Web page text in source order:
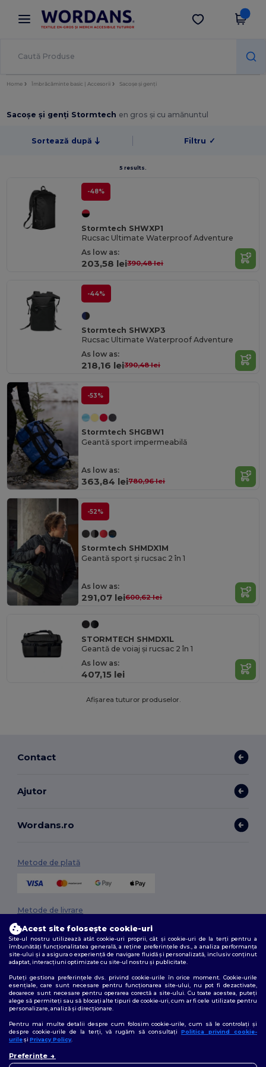
× Aplicația Wordans
Prețuri mai bune în aplicație!
Descarcă app
Home Îmbrăcăminte basic | Accesorii Sacoșe și genți
Sacoșe și genți Stormtech en gros și cu amănuntul
Sortează după Filtru ✓
5 results.
-48%
Stormtech SHWXP1
Rucsac Ultimate Waterproof Adventure
As low as:
203,58 lei390,48 lei
-44%
Stormtech SHWXP3
Rucsac Ultimate Waterproof Adventure
As low as:
218,16 lei390,48 lei
-53%
Stormtech SHGBW1
Geantă sport impermeabilă
As low as:
363,84 lei780,96 lei
-52%
Stormtech SHMDX1M
Geantă sport și rucsac 2 în 1
As low as:
291,07 lei600,62 lei
STORMTECH SHMDX1L
Geantă de voiaj și rucsac 2 în 1
As low as:
407,15 lei
Afișarea tuturor produselor.
Contact
Ajutor
Wordans.ro
Metode de plată
Metode de livrare
2026. Toate drepturile rezervate
Termeni și condiții
urile|Sitemap
Urmărește-ne
Acest site folosește cookie-uri
Site-ul nostru utilizează atât cookie-uri proprii, cât și cookie-uri de la terți pentru a
îmbunătăți funcționalitatea generală, a reține preferințele dvs., a analiza performanța
site-ului și a asigura o experiență de navigare fluidă și personalizată, inclusiv conținut
adaptat, interacțiuni optimizate cu site-ul nostru și publicitate.
Puteți gestiona preferințele dvs. privind cookie-urile în orice moment. Cookie-urile
esențiale, care sunt necesare pentru funcționarea site-ului, nu pot fi dezactivate,
deoarece sunt necesare pentru operarea corectă a site-ului. Cu toate acestea, puteți
alege să permiteți sau să blocați alte tipuri de cookie-uri, cum ar fi cele utilizate pentru
personalizare, analiză și direcționare.
Pentru mai multe detalii despre cum folosim cookie-urile, cum să le controlați și
despre cookie-urile de la terți, vă rugăm să consultați Politica privind cookie-
urileși Privacy Policy.
Preferințe